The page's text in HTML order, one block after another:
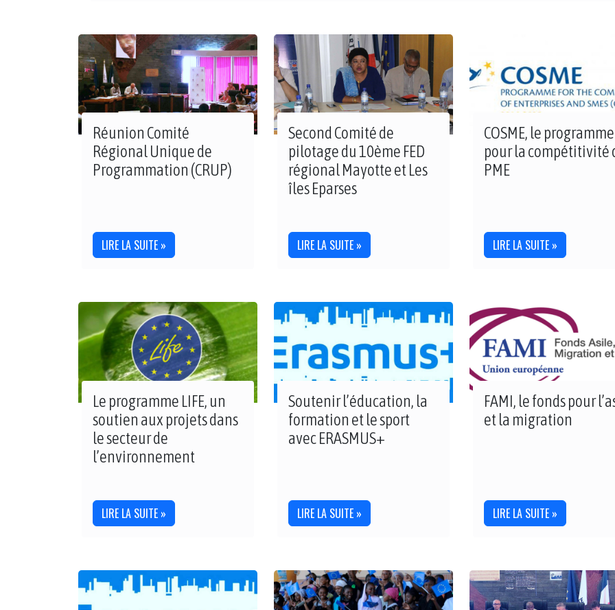
Réunion Comité
Régional Unique de
Programmation (CRUP)
LIRE LA SUITE »
Second Comité de
pilotage du 10ème FED
régional Mayotte et Les
îles Eparses
LIRE LA SUITE »
COSME, le programme
pour la compétitivité
PME
LIRE LA SUITE »
Le programme LIFE, un
soutien aux projets dans
le secteur de
l’environnement
LIRE LA SUITE »
Soutenir l’éducation, la
formation et le sport
avec ERASMUS+
LIRE LA SUITE »
FAMI, le fonds pour
et la migration
LIRE LA SUITE »